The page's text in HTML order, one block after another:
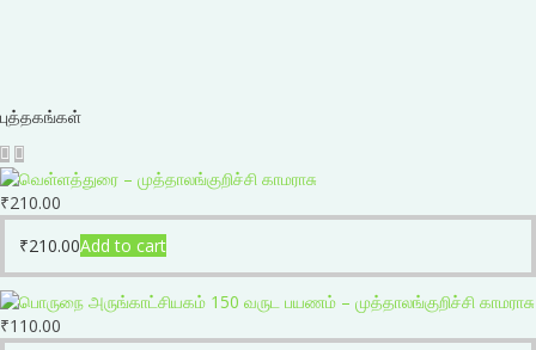
புத்தகங்கள்
₹210.00
₹210.00Add to cart
₹110.00